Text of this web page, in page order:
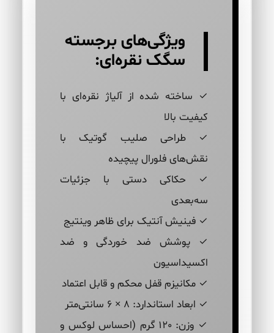
ویژگی‌های برجسته
سگک نقره‌ای:
✓ ساخته شده از آلیاژ نقره‌ای با
کیفیت بالا
✓ طراحی صلیب گوتیک با
نقش‌های فلورال پیچیده
✓ حکاکی دستی با جزئیات
سه‌بعدی
✓ فینیش آنتیک برای ظاهر وینتیج
✓ پوشش ضد خوردگی و ضد
اکسیداسیون
✓ مکانیزم قفل محکم و قابل اعتماد
✓ ابعاد استاندارد: 8 × 6 سانتی‌متر
✓ وزن: 120 گرم (احساس لوکس و